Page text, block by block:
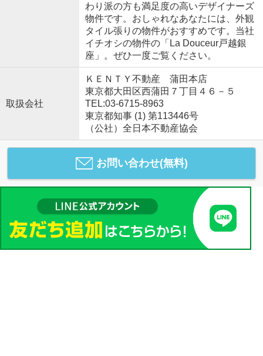
わり派の方も満足度の高いデザイナーズ
物件です。おしゃれなあなたには、外観
タイル張りの物件がおすすめです。当社
イチオシの物件の「La Douceur戸越銀
座」。ぜひ一度ご覧ください。
取扱会社
ＫＥＮＴＹ不動産 蒲田本店
東京都大田区西蒲田７丁目４６－５
TEL:03-6715-8963
東京都知事 (1) 第113446号
（公社）全日本不動産協会
お問い合わせ(無料)